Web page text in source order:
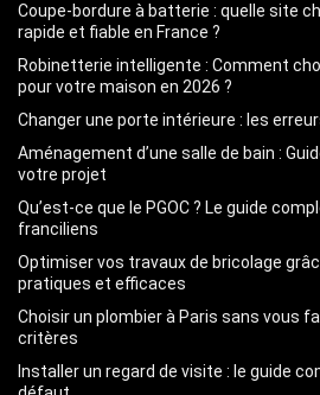
Coupe-bordure à batterie : quelle site
rapide et fiable en France ?
Robinetterie intelligente : Comment
pour votre maison en 2026 ?
Changer une porte intérieure : les
Aménagement d’une salle de bain :
votre projet
Qu’est-ce que le PGOC ? Le guide
franciliens
Optimiser vos travaux de bricolage
pratiques et efficaces
Choisir un plombier à Paris sans vous
critères
Installer un regard de visite : le guide